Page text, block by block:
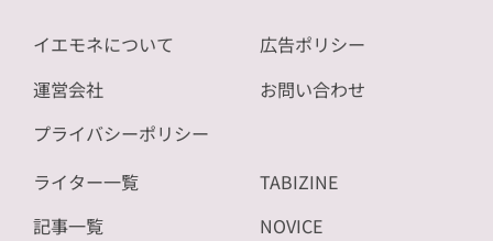
イエモネについて
運営会社
プライバシーポリシー
広告ポリシー
お問い合わせ
ライター一覧
記事一覧
TABIZINE
NOVICE